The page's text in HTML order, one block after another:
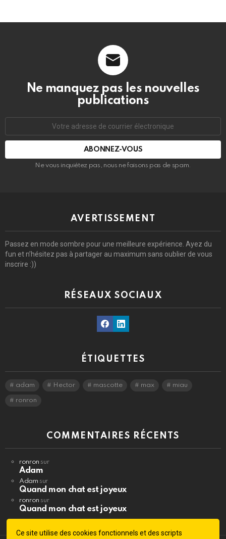
Ce site utilise des cookies fonctionnels et des scripts
Ne manquez pas les nouvelles
publications
courrier
Ne vous inquiétez pas, nous ne faisons pas de spam.
AVERTISSEMENT
Passez en mode sombre pour une meilleure expérience. Ayez du
fun et n’hésitez pas à partager au maximum sans oublier de vous
inscrire :))
RÉSEAUX SOCIAUX
FacebookLinkedin
ÉTIQUETTES
adam Hector mascotte max miau
ronron
COMMENTAIRES RÉCENTS
ronron sur
Adam
Adam sur
Quand mon chat est joyeux
ronron sur
Quand mon chat est joyeux